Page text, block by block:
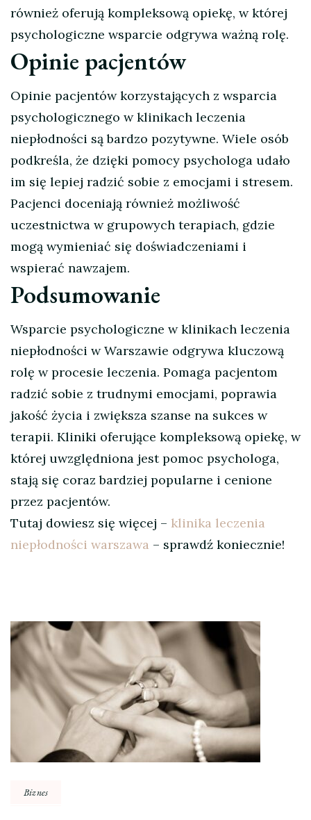
również oferują kompleksową opiekę, w której
psychologiczne wsparcie odgrywa ważną rolę.
Opinie pacjentów
Opinie pacjentów korzystających z wsparcia
psychologicznego w klinikach leczenia
niepłodności są bardzo pozytywne. Wiele osób
podkreśla, że dzięki pomocy psychologa udało
im się lepiej radzić sobie z emocjami i stresem.
Pacjenci doceniają również możliwość
uczestnictwa w grupowych terapiach, gdzie
mogą wymieniać się doświadczeniami i
wspierać nawzajem.
Podsumowanie
Wsparcie psychologiczne w klinikach leczenia
niepłodności w Warszawie odgrywa kluczową
rolę w procesie leczenia. Pomaga pacjentom
radzić sobie z trudnymi emocjami, poprawia
jakość życia i zwiększa szanse na sukces w
terapii. Kliniki oferujące kompleksową opiekę, w
której uwzględniona jest pomoc psychologa,
stają się coraz bardziej popularne i cenione
przez pacjentów.
Tutaj dowiesz się więcej – klinika leczenia
niepłodności warszawa – sprawdź koniecznie!
Nawigacja
wpisu
Biznes